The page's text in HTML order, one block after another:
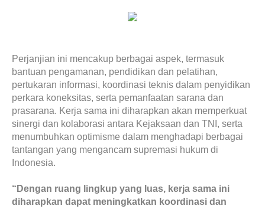
Perjanjian ini mencakup berbagai aspek, termasuk
bantuan pengamanan, pendidikan dan pelatihan,
pertukaran informasi, koordinasi teknis dalam penyidikan
perkara koneksitas, serta pemanfaatan sarana dan
prasarana. Kerja sama ini diharapkan akan memperkuat
sinergi dan kolaborasi antara Kejaksaan dan TNI, serta
menumbuhkan optimisme dalam menghadapi berbagai
tantangan yang mengancam supremasi hukum di
Indonesia.
“Dengan ruang lingkup yang luas, kerja sama ini
diharapkan dapat meningkatkan koordinasi dan